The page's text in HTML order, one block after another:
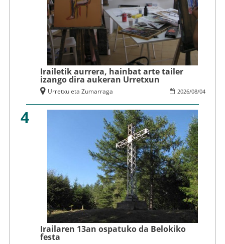
Irailetik aurrera, hainbat arte tailer
izango dira aukeran Urretxun
2026/08/04
Urretxu eta Zumarraga
4
Irailaren 13an ospatuko da Belokiko
festa